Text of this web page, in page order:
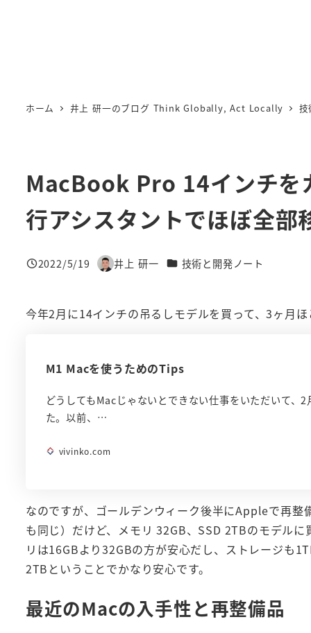
ホーム 井上 研一のブログ Think Globally, Act Locally 技
MacBook Pro 14インチを
行アシスタントでほぼ全部
投稿日
2022/5/19
著
井上 研一 カテゴリー
技術と開発ノート
今年2月に14インチの吊るしモデルを買って、3ヶ月
M1 Macを使うためのTips
どうしてもMacじゃないとできない仕事をいただいて
た。以前、…
vivinko.com
なのですが、ゴールデンウィーク後半にAppleで再
も同じ）だけど、メモリ 32GB、SSD 2TBのモデル
リは16GBより32GBの方が安心だし、ストレージも
2TBということでかなり安心です。
最近のMacの入手性と再整備品